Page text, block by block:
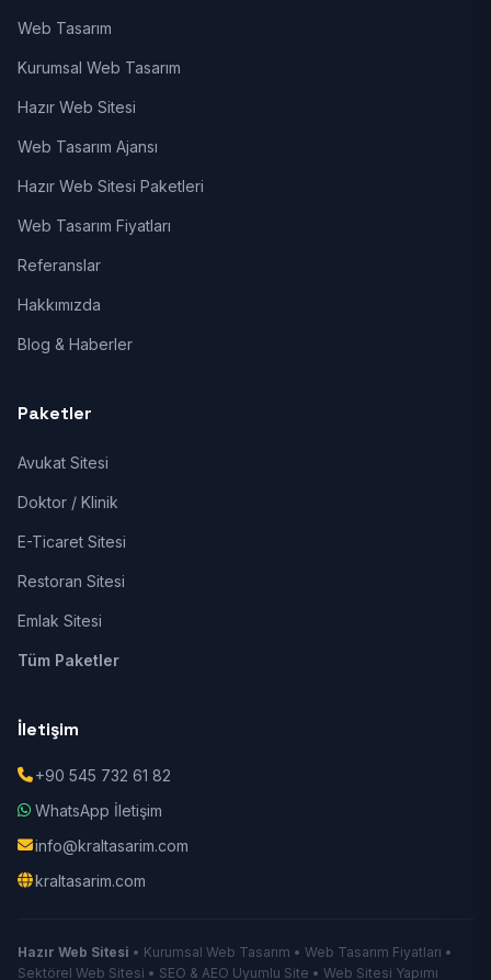
Web Tasarım
Kurumsal Web Tasarım
Hazır Web Sitesi
Web Tasarım Ajansı
Hazır Web Sitesi Paketleri
Web Tasarım Fiyatları
Referanslar
Hakkımızda
Blog & Haberler
Paketler
Avukat Sitesi
Doktor / Klinik
E-Ticaret Sitesi
Restoran Sitesi
Emlak Sitesi
Tüm Paketler
İletişim
+90 545 732 61 82
WhatsApp İletişim
info@kraltasarim.com
kraltasarim.com
Hazır Web Sitesi • Kurumsal Web Tasarım • Web Tasarım Fiyatları •
Sektörel Web Sitesi • SEO & AEO Uyumlu Site • Web Sitesi Yapımı